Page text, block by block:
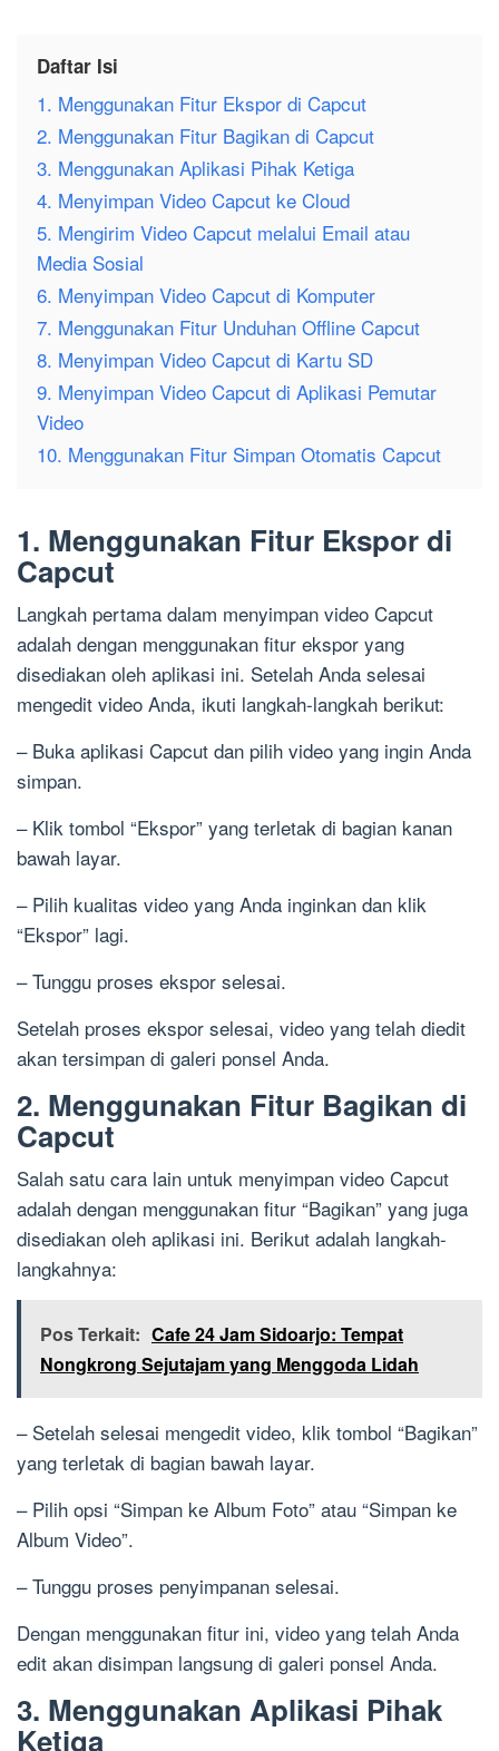
Daftar Isi
1. Menggunakan Fitur Ekspor di Capcut
2. Menggunakan Fitur Bagikan di Capcut
3. Menggunakan Aplikasi Pihak Ketiga
4. Menyimpan Video Capcut ke Cloud
5. Mengirim Video Capcut melalui Email atau
Media Sosial
6. Menyimpan Video Capcut di Komputer
7. Menggunakan Fitur Unduhan Offline Capcut
8. Menyimpan Video Capcut di Kartu SD
9. Menyimpan Video Capcut di Aplikasi Pemutar
Video
10. Menggunakan Fitur Simpan Otomatis Capcut
1. Menggunakan Fitur Ekspor di
Capcut
Langkah pertama dalam menyimpan video Capcut
adalah dengan menggunakan fitur ekspor yang
disediakan oleh aplikasi ini. Setelah Anda selesai
mengedit video Anda, ikuti langkah-langkah berikut:
– Buka aplikasi Capcut dan pilih video yang ingin Anda
simpan.
– Klik tombol “Ekspor” yang terletak di bagian kanan
bawah layar.
– Pilih kualitas video yang Anda inginkan dan klik
“Ekspor” lagi.
– Tunggu proses ekspor selesai.
Setelah proses ekspor selesai, video yang telah diedit
akan tersimpan di galeri ponsel Anda.
2. Menggunakan Fitur Bagikan di
Capcut
Salah satu cara lain untuk menyimpan video Capcut
adalah dengan menggunakan fitur “Bagikan” yang juga
disediakan oleh aplikasi ini. Berikut adalah langkah-
langkahnya:
Pos Terkait: Cafe 24 Jam Sidoarjo: Tempat
Nongkrong Sejutajam yang Menggoda Lidah
– Setelah selesai mengedit video, klik tombol “Bagikan”
yang terletak di bagian bawah layar.
– Pilih opsi “Simpan ke Album Foto” atau “Simpan ke
Album Video”.
– Tunggu proses penyimpanan selesai.
Dengan menggunakan fitur ini, video yang telah Anda
edit akan disimpan langsung di galeri ponsel Anda.
3. Menggunakan Aplikasi Pihak
Ketiga